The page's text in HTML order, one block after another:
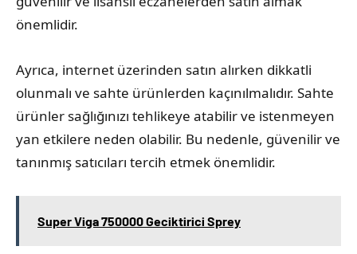
önemlidir.
Ayrıca, internet üzerinden satın alırken dikkatli
olunmalı ve sahte ürünlerden kaçınılmalıdır. Sahte
ürünler sağlığınızı tehlikeye atabilir ve istenmeyen
yan etkilere neden olabilir. Bu nedenle, güvenilir ve
tanınmış satıcıları tercih etmek önemlidir.
Super Viga 750000 Geciktirici Sprey